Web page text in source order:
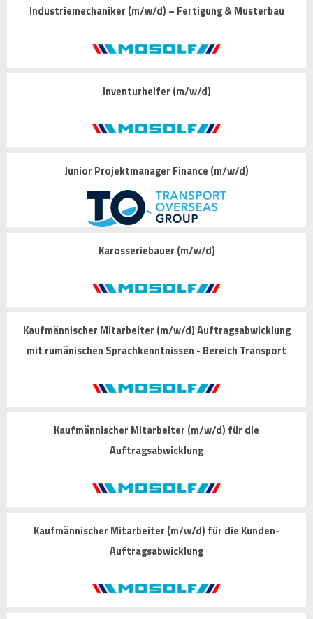
Industriemechaniker (m/w/d) – Fertigung & Musterbau
Inventurhelfer (m/w/d)
Junior Projektmanager Finance (m/w/d)
Karosseriebauer (m/w/d)
Kaufmännischer Mitarbeiter (m/w/d) Auftragsabwicklung
mit rumänischen Sprachkenntnissen - Bereich Transport
Kaufmännischer Mitarbeiter (m/w/d) für die
Auftragsabwicklung
Kaufmännischer Mitarbeiter (m/w/d) für die Kunden-
Auftragsabwicklung